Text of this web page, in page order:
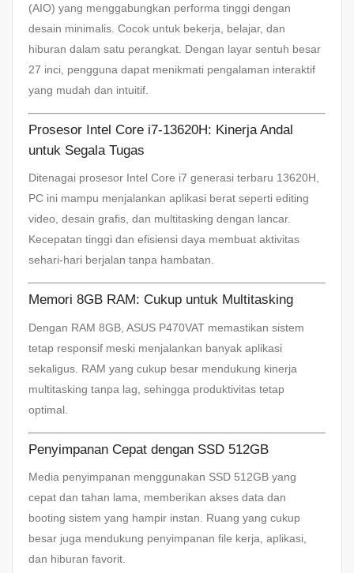
(AIO) yang menggabungkan performa tinggi dengan
desain minimalis. Cocok untuk bekerja, belajar, dan
hiburan dalam satu perangkat. Dengan layar sentuh besar
27 inci, pengguna dapat menikmati pengalaman interaktif
yang mudah dan intuitif.
Prosesor Intel Core i7-13620H: Kinerja Andal
untuk Segala Tugas
Ditenagai prosesor Intel Core i7 generasi terbaru 13620H,
PC ini mampu menjalankan aplikasi berat seperti editing
video, desain grafis, dan multitasking dengan lancar.
Kecepatan tinggi dan efisiensi daya membuat aktivitas
sehari-hari berjalan tanpa hambatan.
Memori 8GB RAM: Cukup untuk Multitasking
Dengan RAM 8GB, ASUS P470VAT memastikan sistem
tetap responsif meski menjalankan banyak aplikasi
sekaligus. RAM yang cukup besar mendukung kinerja
multitasking tanpa lag, sehingga produktivitas tetap
optimal.
Penyimpanan Cepat dengan SSD 512GB
Media penyimpanan menggunakan SSD 512GB yang
cepat dan tahan lama, memberikan akses data dan
booting sistem yang hampir instan. Ruang yang cukup
besar juga mendukung penyimpanan file kerja, aplikasi,
dan hiburan favorit.